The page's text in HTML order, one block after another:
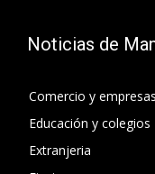
Noticias de
Comercio y empresas
Educación y colegios
Extranjeria